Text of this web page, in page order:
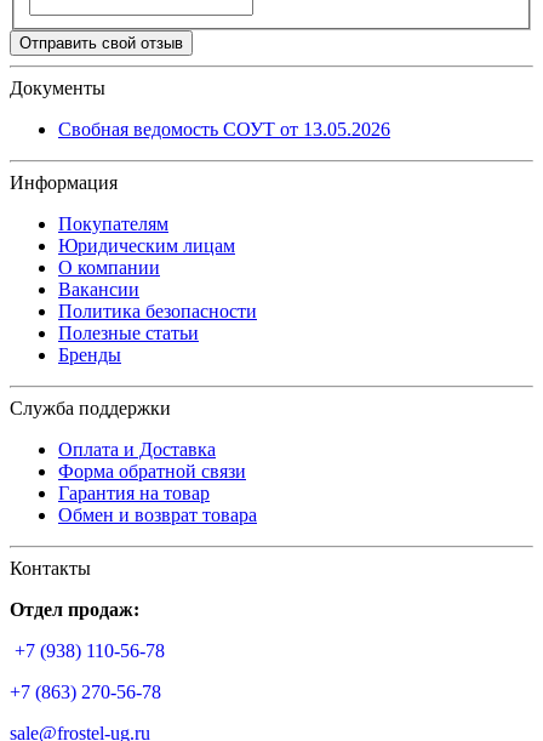
Отправить свой отзыв
Документы
Свобная ведомость СОУТ от 13.05.2026
Информация
Покупателям
Юридическим лицам
О компании
Вакансии
Политика безопасности
Полезные статьи
Бренды
Служба поддержки
Оплата и Доставка
Форма обратной связи
Гарантия на товар
Обмен и возврат товара
Контакты
Отдел продаж:
+7 (938) 110-56-78
+7 (863) 270-56-78
sale@frostel-ug.ru